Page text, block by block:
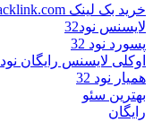
خرید بک لینک behtarinbacklink.com
لایسنس نود32
پسورد نود 32
اوکلی لایسنس رایگان نود 32
همیار نود 32
بهترین سئو
رایگان